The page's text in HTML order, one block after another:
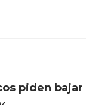
piden bajar